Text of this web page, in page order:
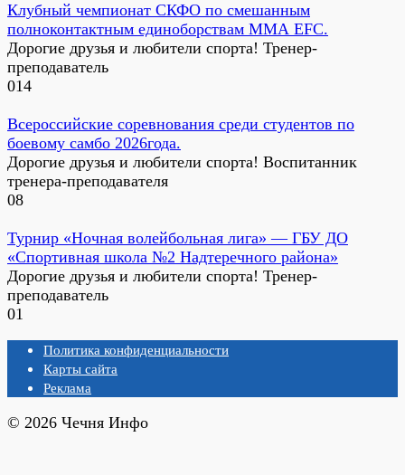
Клубный чемпионат СКФО по смешанным
полноконтактным единоборствам ММА EFC.
Дорогие друзья и любители спорта! Тренер-
преподаватель
014
Всероссийские соревнования среди студентов по
боевому самбо 2026года.
Дорогие друзья и любители спорта! Воспитанник
тренера-преподавателя
08
Турнир «Ночная волейбольная лига» — ГБУ ДО
«Спортивная школа №2 Надтеречного района»
Дорогие друзья и любители спорта! Тренер-
преподаватель
01
Политика конфиденциальности
Карты сайта
Реклама
© 2026 Чечня Инфо